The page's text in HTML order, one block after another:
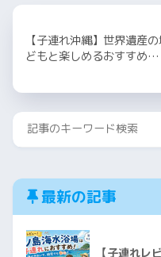
【子連れ沖縄】世界遺産
どもと楽しめるおすすめ…
最新の記事
【子連れレ